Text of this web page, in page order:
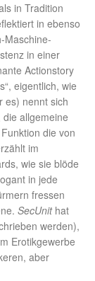
in Tradition
in ebenso
Maschine-
in einer
Actionstory
eigentlich, wie
es) nennt sich
die allgemeine
die von
im
wie sie blöde
in jede
fressen
SecUnithat
werden),
Erotikgewerbe
aber